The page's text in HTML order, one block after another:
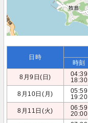
日時
時刻
8月9日(日)
04:39
18:30
8月10日(月)
05:59
19:20
8月11日(火)
06:59
20:00